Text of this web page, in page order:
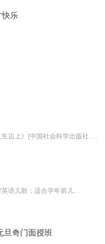
快乐
语儿歌；适合学年前儿...
旦奇门面授班